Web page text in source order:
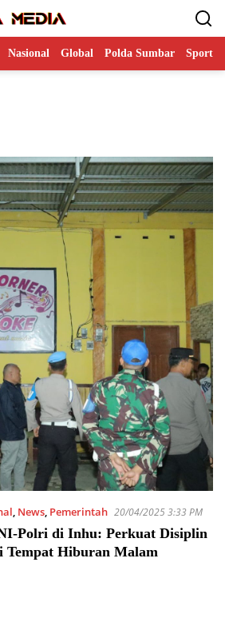
Nasional Global Polda Sumbar Sports
, News, Pemerintah 20/04/2025 3:33 PM
Polri di Inhu: Perkuat Disiplin
Tempat Hiburan Malam